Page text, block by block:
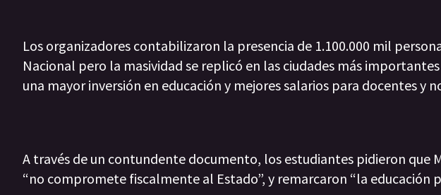
Los organizadores contabilizaron la presencia de 1.100.000 mil
Nacional pero la masividad se replicó en las ciudades más
una mayor inversión en educación y mejores salarios para docentes y
A través de un contundente documento, los estudiantes pidieron que
“no compromete fiscalmente al Estado”, y remarcaron “la educación